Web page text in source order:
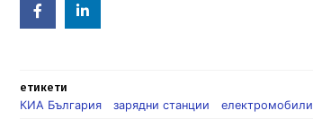
Facebook
in
етикети
КИА България
зарядни станции електромобили